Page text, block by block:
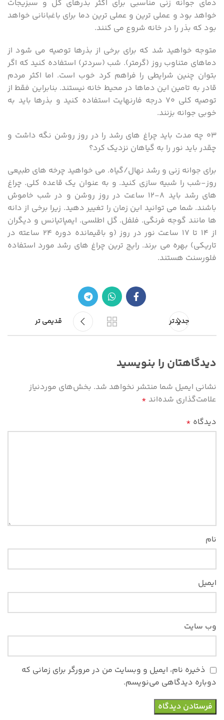
دمای جوانه زنی مناسبی برای اکثر بذرهای گل و سبزیجات
خواهد بود و عملی ترین و عملی ترین دما برای باغبانانی خواهد
بود که بذر را در خانه شروع می کنند.
متوجه خواهید شد که برای برخی از بذرها توصیه می شود از
دماهای متناوب روز (گرمتر). شب (سردتر) استفاده کنید که اگر
بتوان چنین شرایطی را فراهم کرد خوب است. اما اکثر مردم
قادر به تامین این دماها در محیط خانه نیستند. بنابراین فقط از
توصیه کلی ۷۰ درجه فارنهایت استفاده کنید و بذرها باید به
خوبی جوانه بزنند.
۰۳ چه مدت باید چراغ های رشد را در روز روشن نگه داشت و
چقدر باید نور را به گیاهان نزدیک کرد؟
برای جوانه زنی و رشد نهال/گیاه. می خواهید چرخه های طبیعی
روز-شب را شبیه سازی کنید. و به عنوان یک قاعده کلی. چراغ
های رشد باید ۸-۱۲ ساعت در روز روشن و در شب خاموش
باشند. شما می توانید این زمان را تغییر دهید. زیرا برخی از دانه
ها مانند گوجه فرنگی. فلفل. گل اطلسی. ایمپاتیانس و دیگران
از ۱۴ تا ۱۷ ساعت نور در روز (و باقیمانده دوره ۲۴ ساعته در
تاریکی) بهره می برند. رایج ترین چراغ های رشد مورد استفاده
فلورسنت هستند.
جدیدتر قدیمی تر
دیدگاهتان را بنویسید
نشانی ایمیل شما منتشر نخواهد شد. بخش‌های موردنیاز
علامت‌گذاری شده‌اند *
دیدگاه *
نام
ایمیل
وب‌ سایت
ذخیره نام، ایمیل و وبسایت من در مرورگر برای زمانی که
دوباره دیدگاهی می‌نویسم.